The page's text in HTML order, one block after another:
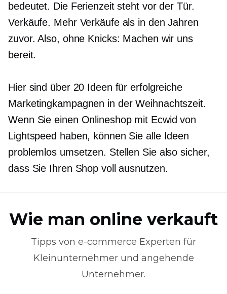
bedeutet. Die Ferienzeit steht vor der Tür.
Verkäufe. Mehr Verkäufe als in den Jahren
zuvor. Also, ohne Knicks: Machen wir uns
bereit.
Hier sind über 20 Ideen für erfolgreiche
Marketingkampagnen in der Weihnachtszeit.
Wenn Sie einen Onlineshop mit Ecwid von
Lightspeed haben, können Sie alle Ideen
problemlos umsetzen. Stellen Sie also sicher,
dass Sie Ihren Shop voll ausnutzen.
Wie man online verkauft
Tipps von e-commerce Experten für
Kleinunternehmer und angehende
Unternehmer.